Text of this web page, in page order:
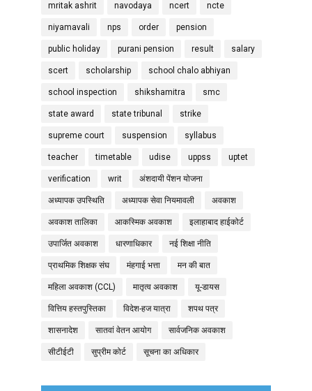
mritak ashrit navodaya ncert ncte
niyamavali nps order pension
public holiday purani pension result salary
scert scholarship school chalo abhiyan
school inspection shikshamitra smc
state award state tribunal strike
supreme court suspension syllabus
teacher timetable udise uppss uptet
verification writ अंशदायी पेंशन योजना
अध्यापक उपस्थिति अध्यापक सेवा नियमावली अवकाश
अवकाश तालिका आकस्मिक अवकाश इलाहाबाद हाईकोर्ट
उपार्जित अवकाश धारणाधिकार नई शिक्षा नीति
प्राथमिक शिक्षक संघ मंहगाई भत्ता मन की बात
महिला अवकाश (CCL) मातृत्व अवकाश यू-डायस
वित्तिय हस्तपुस्तिका विदेश-हज यात्रा शपथ पत्र
शासनादेश सातवां वेतन आयोग सार्वजनिक अवकाश
सीटीईटी सुप्रीम कोर्ट सूचना का अधिकार